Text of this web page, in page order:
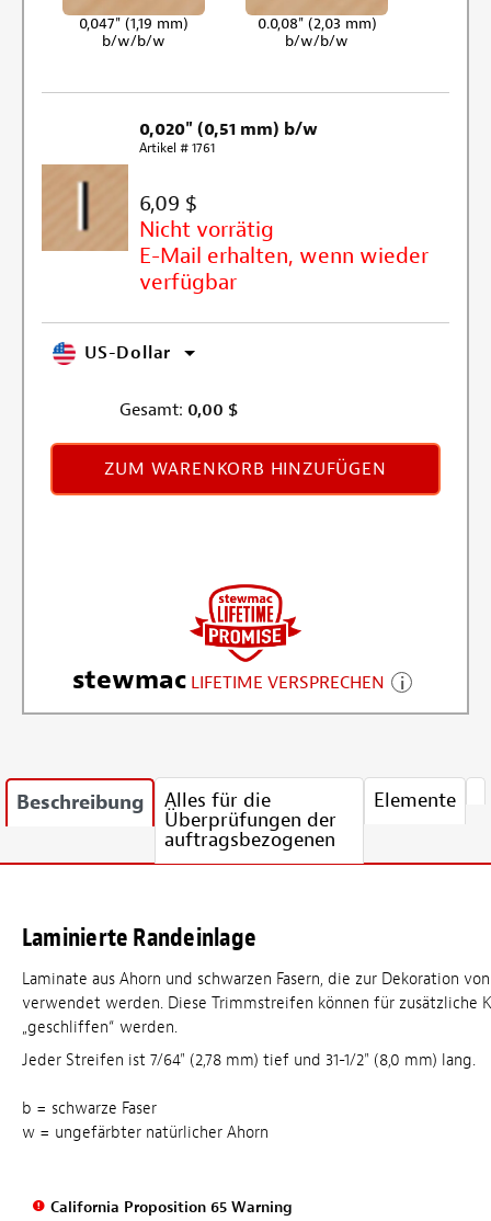
0,047" (1,19 mm)
b/w/b/w
0.0,08" (2,03 mm)
b/w/b/w
0,020" (0,51 mm) b/w
Artikel # 1761
6,09 $
Nicht vorrätig
E-Mail erhalten, wenn wieder
verfügbar
US-Dollar
Gesamt: 0,00 $
ZUM WARENKORB HINZUFÜGEN
stewmac LIFETIME VERSPRECHEN
Beschreibung Alles für die
Überprüfungen der
auftragsbezogenen
Elemente
Laminierte Randeinlage
Laminate aus Ahorn und schwarzen Fasern, die zur Dekoration
verwendet werden. Diese Trimmstreifen können für zusätzliche
„geschliffen“ werden.
Jeder Streifen ist 7/64" (2,78 mm) tief und 31-1/2" (8,0 mm) lang.
b = schwarze Faser
w = ungefärbter natürlicher Ahorn
California Proposition 65 Warning